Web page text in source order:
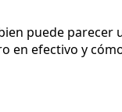
puede
en efectivo y